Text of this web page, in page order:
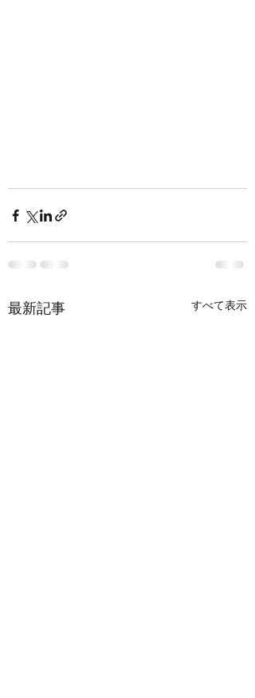
最新記事 すべて表示